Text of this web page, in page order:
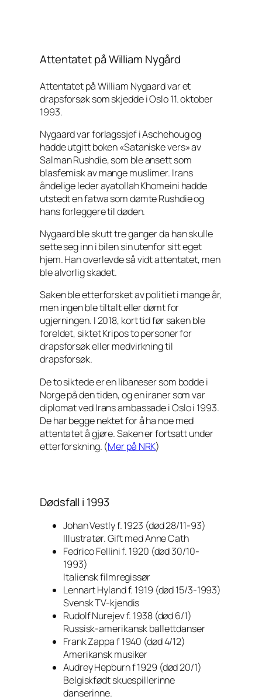
Attentatet på William Nygård
Attentatet på William Nygaard var et
drapsforsøk som skjedde i Oslo 11. oktober
1993.
Nygaard var forlagssjef i Aschehoug og
hadde utgitt boken «Sataniske vers» av
Salman Rushdie, som ble ansett som
blasfemisk av mange muslimer. Irans
åndelige leder ayatollah Khomeini hadde
utstedt en fatwa som dømte Rushdie og
hans forleggere til døden.
Nygaard ble skutt tre ganger da han skulle
sette seg inn i bilen sin utenfor sitt eget
hjem. Han overlevde så vidt attentatet, men
ble alvorlig skadet.
Saken ble etterforsket av politiet i mange år,
men ingen ble tiltalt eller dømt for
ugjerningen. I 2018, kort tid før saken ble
foreldet, siktet Kripos to personer for
drapsforsøk eller medvirkning til
drapsforsøk.
De to siktede er en libaneser som bodde i
Norge på den tiden, og en iraner som var
diplomat ved Irans ambassade i Oslo i 1993.
De har begge nektet for å ha noe med
attentatet å gjøre. Saken er fortsatt under
etterforskning. (Mer på NRK)
Dødsfall i 1993
Johan Vestly f. 1923 (død 28/11-93)
Illustratør. Gift med Anne Cath
Fedrico Fellini f. 1920 (død 30/10-
1993)
Italiensk filmregissør
Lennart Hyland f. 1919 (død 15/3-1993)
Svensk TV-kjendis
Rudolf Nurejev f. 1938 (død 6/1)
Russisk-amerikansk ballettdanser
Frank Zappa f 1940 (død 4/12)
Amerikansk musiker
Audrey Hepburn f 1929 (død 20/1)
Belgiskfødt skuespillerinne
danserinne.